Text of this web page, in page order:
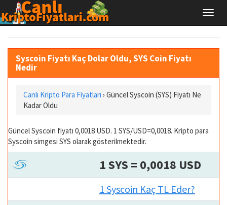
Syscoin Fiyatı Kaç Dolar Oldu, SYS Coin Fiyatı
Nedir
Canlı Kripto Para Fiyatları › Güncel Syscoin (SYS) Fiyatı Ne
Kadar Oldu
Güncel Syscoin fiyatı 0,0018 USD. 1 SYS/USD=0,0018. Kripto para
Syscoin simgesi SYS olarak gösterilmektedir.
1 SYS = 0,0018 USD
1 Syscoin Kaç TL Eder?